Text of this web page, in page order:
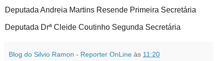
Deputada Andreia Martins Resende Primeira Secretária
Deputada Drª Cleide Coutinho Segunda Secretária
Blog do Silvio Ramon - Reporter OnLine às 11:20